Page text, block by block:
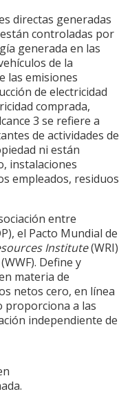
directas generadas
controladas por
generada en las
de la
las emisiones
de electricidad
comprada,
3 se refiere a
de actividades de
ni están
instalaciones
empleados, residuos
entre
el Pacto Mundial de
Institute(WRI)
Define y
materia de
netos cero, en línea
proporciona a las
independiente de